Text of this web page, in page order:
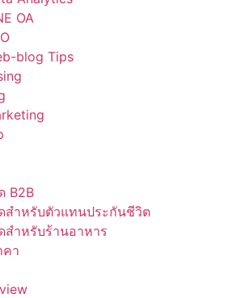
OA
blog Tips
B2B
สำหรับตัวแทนประกันชีวิต
สำหรับร้านอาหาร
คา